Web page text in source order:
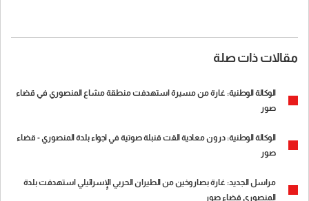
مقالات ذات صلة
الوكالة الوطنية: غارة من مسيرة استهدفت منطقة مشاع المنصوري في قضاء
صور
الوكالة الوطنية: درون معادية القت قنبلة صوتية في اجواء بلدة المنصوري - قضاء
صور
مراسل الجديد: غارة بصاروخين من الطيران الحربي الإٍسرائيلي استهدفت بلدة
المنصوري قضاء صور